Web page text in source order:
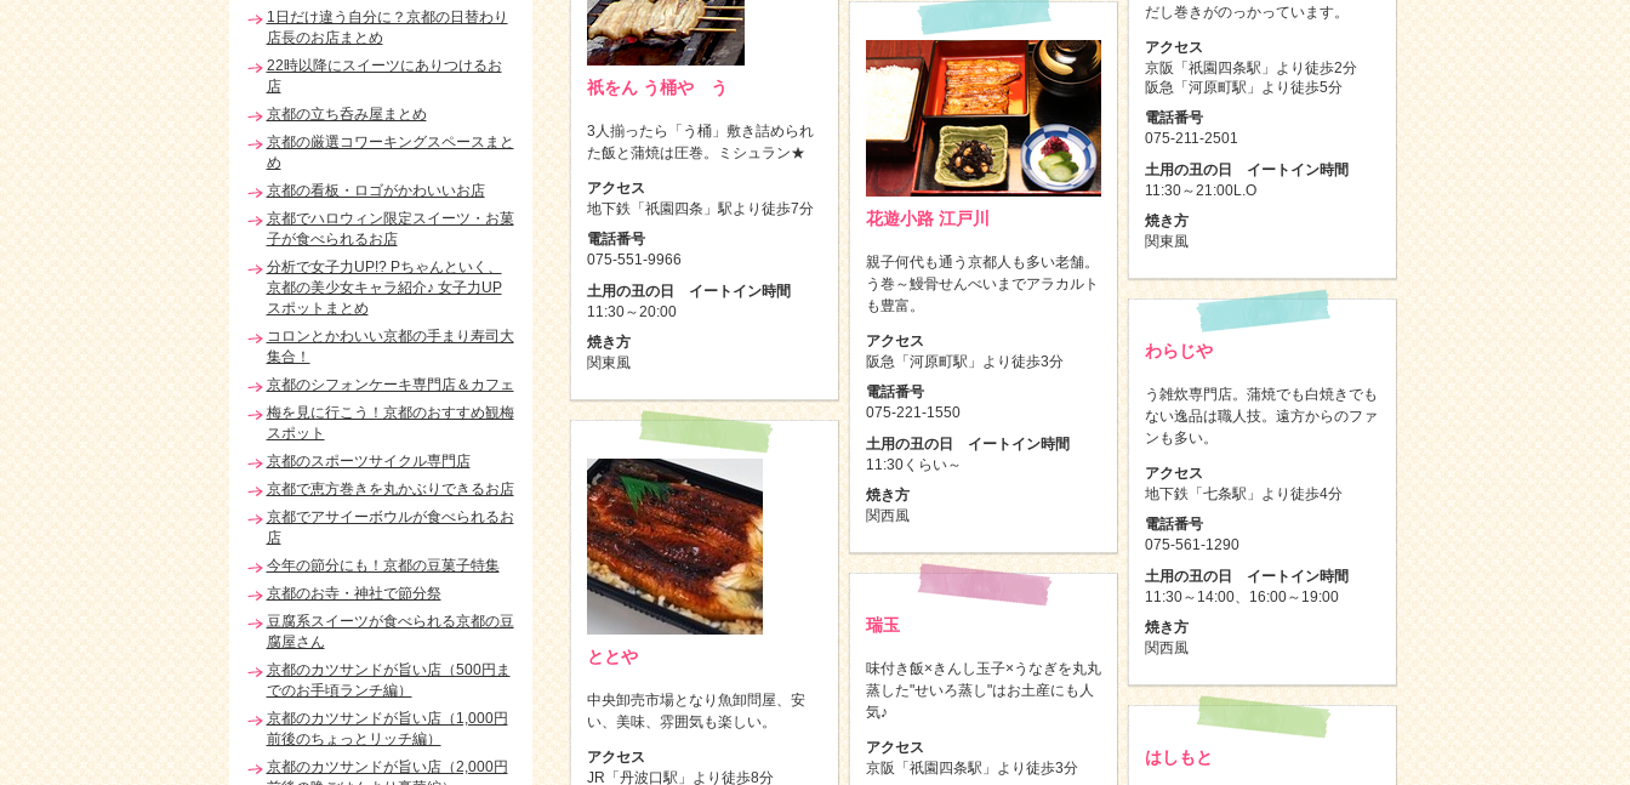
だし巻きがのっかっています。
アクセス
京阪「祇園四条駅」より徒歩2分
阪急「河原町駅」より徒歩5分
電話番号
075-211-2501
土用の丑の日 イートイン時間
11:30～21:00L.O
焼き方
関東風
祇をん う桶や う
3人揃ったら「う桶」敷き詰められ
た飯と蒲焼は圧巻。ミシュラン★
アクセス
地下鉄「祇園四条」駅より徒歩7分
電話番号
075-551-9966
土用の丑の日 イートイン時間
11:30～20:00
焼き方
関東風
花遊小路 江戸川
親子何代も通う京都人も多い老舗。
う巻～鰻骨せんべいまでアラカルト
も豊富。
アクセス
阪急「河原町駅」より徒歩3分
電話番号
075-221-1550
土用の丑の日 イートイン時間
11:30くらい～
焼き方
関西風
わらじや
う雑炊専門店。蒲焼でも白焼きでも
ない逸品は職人技。遠方からのファ
ンも多い。
アクセス
地下鉄「七条駅」より徒歩4分
電話番号
075-561-1290
土用の丑の日 イートイン時間
11:30～14:00、16:00～19:00
焼き方
関西風
ととや
中央卸売市場となり魚卸問屋、安
い、美味、雰囲気も楽しい。
アクセス
JR「丹波口駅」より徒歩8分
瑞玉
味付き飯×きんし玉子×うなぎを丸丸
蒸した"せいろ蒸し"はお土産にも人
気♪
アクセス
京阪「祇園四条駅」より徒歩3分
はしもと
1日だけ違う自分に？京都の日替わり
店長のお店まとめ
22時以降にスイーツにありつけるお
店
京都の立ち呑み屋まとめ
京都の厳選コワーキングスペースまと
め
京都の看板・ロゴがかわいいお店
京都でハロウィン限定スイーツ・お菓
子が食べられるお店
分析で女子力UP!? Pちゃんといく、
京都の美少女キャラ紹介♪ 女子力UP
スポットまとめ
コロンとかわいい京都の手まり寿司大
集合！
京都のシフォンケーキ専門店＆カフェ
梅を見に行こう！京都のおすすめ観梅
スポット
京都のスポーツサイクル専門店
京都で恵方巻きを丸かぶりできるお店
京都でアサイーボウルが食べられるお
店
今年の節分にも！京都の豆菓子特集
京都のお寺・神社で節分祭
豆腐系スイーツが食べられる京都の豆
腐屋さん
京都のカツサンドが旨い店（500円ま
でのお手頃ランチ編）
京都のカツサンドが旨い店（1,000円
前後のちょっとリッチ編）
京都のカツサンドが旨い店（2,000円